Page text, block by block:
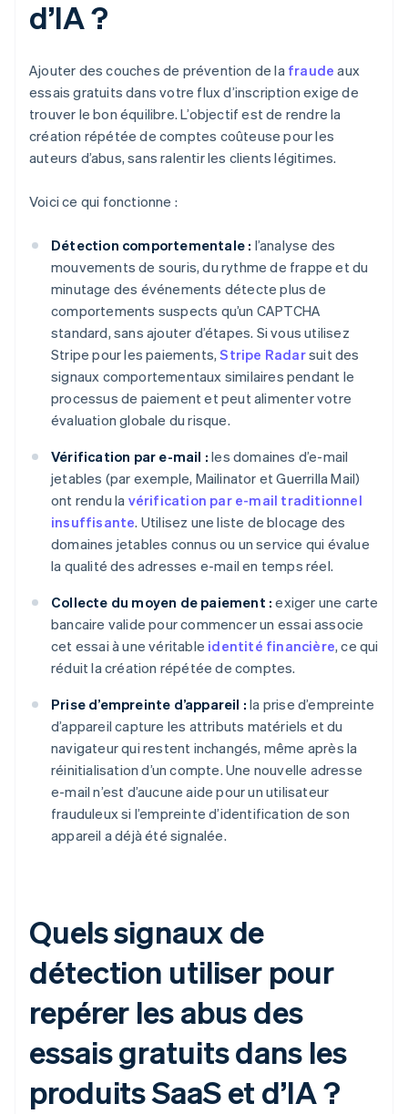
d’IA ?
Ajouter des couches de prévention de la fraude aux
essais gratuits dans votre flux d’inscription exige de
trouver le bon équilibre. L’objectif est de rendre la
création répétée de comptes coûteuse pour les
auteurs d’abus, sans ralentir les clients légitimes.
Voici ce qui fonctionne :
Détection comportementale : l’analyse des
mouvements de souris, du rythme de frappe et du
minutage des événements détecte plus de
comportements suspects qu’un CAPTCHA
standard, sans ajouter d’étapes. Si vous utilisez
Stripe pour les paiements,Stripe Radarsuit des
signaux comportementaux similaires pendant le
processus de paiement et peut alimenter votre
évaluation globale du risque.
Vérification par e-mail : les domaines d’e-mail
jetables (par exemple, Mailinator et Guerrilla Mail)
ont rendu la vérification par e-mail traditionnel
insuffisante. Utilisez une liste de blocage des
domaines jetables connus ou un service qui évalue
la qualité des adresses e-mail en temps réel.
Collecte du moyen de paiement : exiger une carte
bancaire valide pour commencer un essai associe
cet essai à une véritable identité financière, ce qui
réduit la création répétée de comptes.
Prise d’empreinte d’appareil : la prise d’empreinte
d’appareil capture les attributs matériels et du
navigateur qui restent inchangés, même après la
réinitialisation d’un compte. Une nouvelle adresse
e-mail n’est d’aucune aide pour un utilisateur
frauduleux si l’empreinte d’identification de son
appareil a déjà été signalée.
Quels signaux de
détection utiliser pour
repérer les abus des
essais gratuits dans les
produits SaaS et d’IA ?